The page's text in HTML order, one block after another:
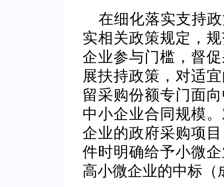
在细化落实支持
实相关政策规定，
企业参与门槛，督
展扶持政策，对适
留采购份额专门面
中小企业合同规模
企业的政府采购项
件时明确给予小微
高小微企业的中标（